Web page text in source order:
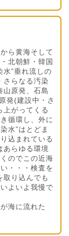
ら黄海そして
北朝鮮・韓国
水”垂れ流しの
さらなる汚染
山原発、石島
発(建設中・さ
上がってくる
循環し、外に
水”はとどま
込まれている
あらゆる環境
のでこの近海
・・・検査を
取り込んでも
よいよ我慢で
海に流れた